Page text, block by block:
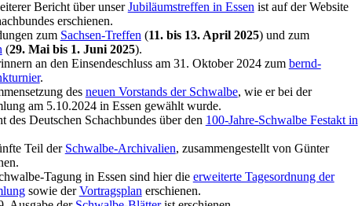
Bericht über unserJubiläumstreffen in Essen ist auf der Website
erschienen.
zum Sachsen-Treffen (11. bis 13. April 2025) und zum
(29. Mai bis 1. Juni 2025).
an den Einsendeschluss am 31. Oktober 2024 zum bernd-
.
des neuen Vorstands der Schwalbe, wie er bei der
am 5.10.2024 in Essen gewählt wurde.
des Deutschen Schachbundes über den 100-Jahre-Schwalbe Festakt in
Teil der Schwalbe-Archivalien, zusammengestellt von Günter
Tagung in Essen sind hier die erweiterte Tagesordnung der
sowie derVortragsplan erschienen.